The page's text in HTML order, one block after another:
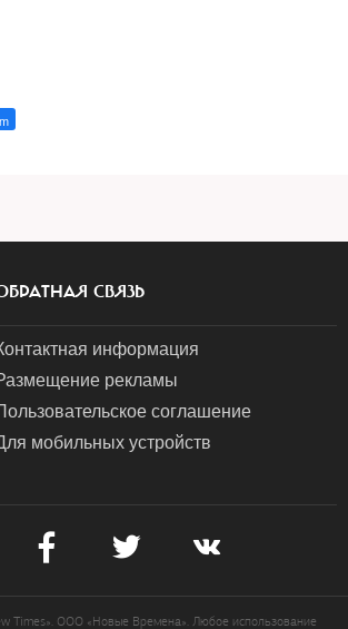
СВЯЗЬ
информация
рекламы
соглашение
мобильных устройств
Times». ООО «Новые Времена». Любое использование